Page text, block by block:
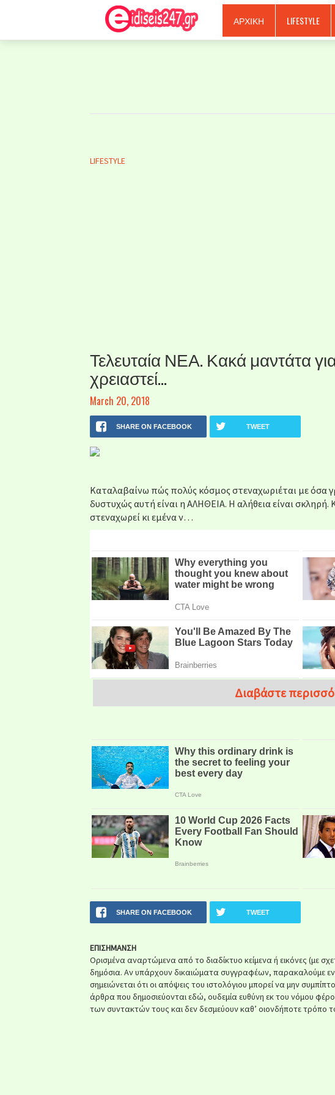
Ξερόλας ΑΡΧΙΚΗ LIFESTYLE
LIFESTYLE
Τελευταία ΝΕΑ. Κακά μαντάτα
χρειαστεί…
March 20, 2018
SHARE ON FACEBOOK TWEET
Καταλαβαίνω πώς πολύς κόσμος στεναχωριέται με όσα
δυστυχώς αυτή είναι η ΑΛΗΘΕΙΑ. Η αλήθεια είναι
στεναχωρεί κι εμένα ν…
Διαβάστε
SHARE ON FACEBOOK TWEET
ΕΠΙΣΗΜΑΝΣΗ
Ορισμένα αναρτώμενα από το διαδίκτυο κείμενα ή εικόνες (με
δημόσια. Αν υπάρχουν δικαιώματα συγγραφέων, παρακαλούμε
σημειώνεται ότι οι απόψεις του ιστολόγιου μπορεί να μην
άρθρα που δημοσιεύονται εδώ, ουδεμία ευθύνη εκ του νόμου
των συντακτών τους και δεν δεσμεύουν καθ’ οιονδήποτε τρόπο